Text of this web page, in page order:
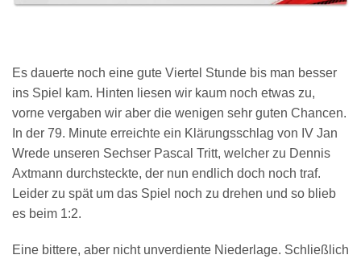
Es dauerte noch eine gute Viertel Stunde bis man besser
ins Spiel kam. Hinten liesen wir kaum noch etwas zu,
vorne vergaben wir aber die wenigen sehr guten Chancen.
In der 79. Minute erreichte ein Klärungsschlag von IV Jan
Wrede unseren Sechser Pascal Tritt, welcher zu Dennis
Axtmann durchsteckte, der nun endlich doch noch traf.
Leider zu spät um das Spiel noch zu drehen und so blieb
es beim 1:2.
Eine bittere, aber nicht unverdiente Niederlage. Schließlich